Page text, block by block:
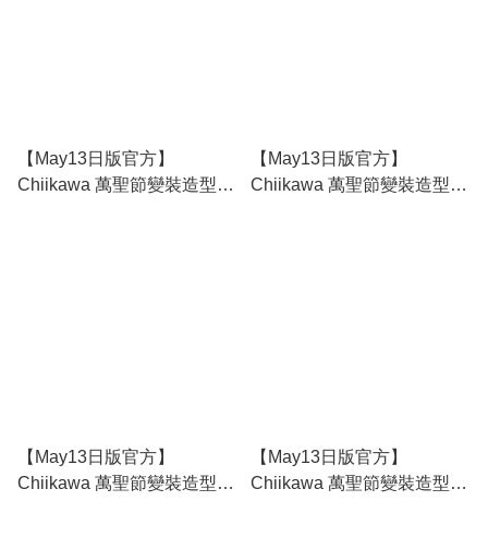
【May13日版官方】
Chiikawa 萬聖節變裝造型掛
【May13日版官方】
Chiikawa 萬聖節變裝造型掛
【May13日版官方】
Chiikawa 萬聖節變裝造型掛
【May13日版官方】
Chiikawa 萬聖節變裝造型掛